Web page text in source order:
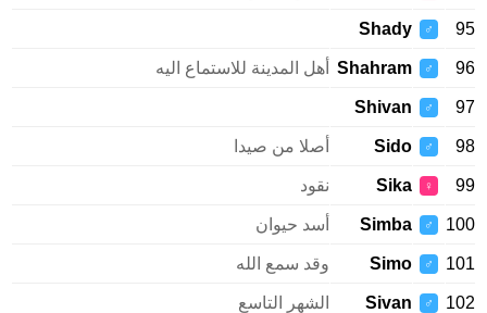
95
♂
Shady
96
♂
Shahram أهل المدينة للاستماع اليه
97
♂
Shivan
98
♂
Sido أصلا من صيدا
99
♀
Sika نقود
100
♂
Simba أسد حيوان
101
♂
Simo وقد سمع الله
102
♂
Sivan الشهر التاسع